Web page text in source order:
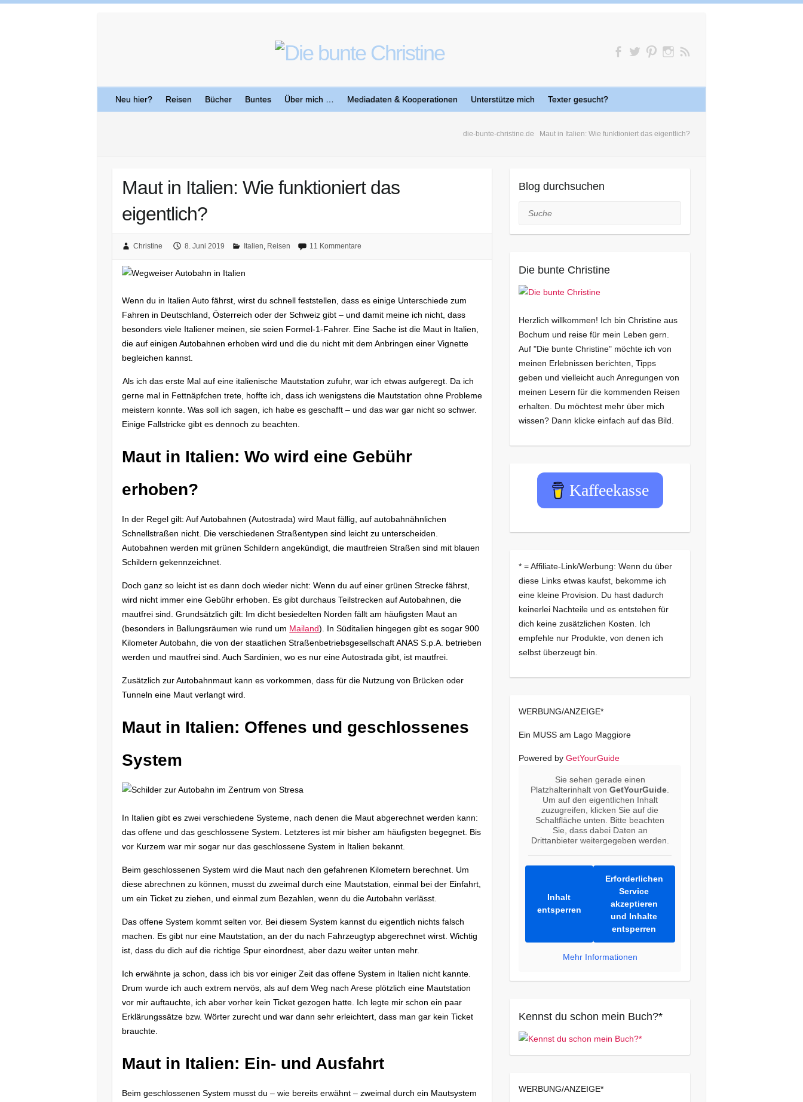
Neu hier? Reisen Bücher Buntes Über mich … Mediadaten & Kooperationen Unterstütze mich Texter gesucht?
die-bunte-christine.de Maut in Italien: Wie funktioniert das eigentlich?
Maut in Italien: Wie funktioniert das
eigentlich?
Christine 8. Juni 2019 Italien, Reisen 11 Kommentare
Wenn du in Italien Auto fährst, wirst du schnell feststellen, dass es einige Unterschiede zum
Fahren in Deutschland, Österreich oder der Schweiz gibt – und damit meine ich nicht, dass
besonders viele Italiener meinen, sie seien Formel-1-Fahrer. Eine Sache ist die Maut in Italien,
die auf einigen Autobahnen erhoben wird und die du nicht mit dem Anbringen einer Vignette
begleichen kannst.
Als ich das erste Mal auf eine italienische Mautstation zufuhr, war ich etwas aufgeregt. Da ich
gerne mal in Fettnäpfchen trete, hoffte ich, dass ich wenigstens die Mautstation ohne Probleme
meistern konnte. Was soll ich sagen, ich habe es geschafft – und das war gar nicht so schwer.
Einige Fallstricke gibt es dennoch zu beachten.
Maut in Italien: Wo wird eine Gebühr
erhoben?
In der Regel gilt: Auf Autobahnen (Autostrada) wird Maut fällig, auf autobahnähnlichen
Schnellstraßen nicht. Die verschiedenen Straßentypen sind leicht zu unterscheiden.
Autobahnen werden mit grünen Schildern angekündigt, die mautfreien Straßen sind mit blauen
Schildern gekennzeichnet.
Doch ganz so leicht ist es dann doch wieder nicht: Wenn du auf einer grünen Strecke fährst,
wird nicht immer eine Gebühr erhoben. Es gibt durchaus Teilstrecken auf Autobahnen, die
mautfrei sind. Grundsätzlich gilt: Im dicht besiedelten Norden fällt am häufigsten Maut an
(besonders in Ballungsräumen wie rund um Mailand). In Süditalien hingegen gibt es sogar 900
Kilometer Autobahn, die von der staatlichen Straßenbetriebsgesellschaft ANAS S.p.A. betrieben
werden und mautfrei sind. Auch Sardinien, wo es nur eine Autostrada gibt, ist mautfrei.
Zusätzlich zur Autobahnmaut kann es vorkommen, dass für die Nutzung von Brücken oder
Tunneln eine Maut verlangt wird.
Maut in Italien: Offenes und geschlossenes
System
In Italien gibt es zwei verschiedene Systeme, nach denen die Maut abgerechnet werden kann:
das offene und das geschlossene System. Letzteres ist mir bisher am häufigsten begegnet. Bis
vor Kurzem war mir sogar nur das geschlossene System in Italien bekannt.
Beim geschlossenen System wird die Maut nach den gefahrenen Kilometern berechnet. Um
diese abrechnen zu können, musst du zweimal durch eine Mautstation, einmal bei der Einfahrt,
um ein Ticket zu ziehen, und einmal zum Bezahlen, wenn du die Autobahn verlässt.
Das offene System kommt selten vor. Bei diesem System kannst du eigentlich nichts falsch
machen. Es gibt nur eine Mautstation, an der du nach Fahrzeugtyp abgerechnet wirst. Wichtig
ist, dass du dich auf die richtige Spur einordnest, aber dazu weiter unten mehr.
Ich erwähnte ja schon, dass ich bis vor einiger Zeit das offene System in Italien nicht kannte.
Drum wurde ich auch extrem nervös, als auf dem Weg nach Arese plötzlich eine Mautstation
vor mir auftauchte, ich aber vorher kein Ticket gezogen hatte. Ich legte mir schon ein paar
Erklärungssätze bzw. Wörter zurecht und war dann sehr erleichtert, dass man gar kein Ticket
brauchte.
Maut in Italien: Ein- und Ausfahrt
Beim geschlossenen System musst du – wie bereits erwähnt – zweimal durch ein Mautsystem
Blog durchsuchen
Suche
Die bunte Christine
Herzlich willkommen! Ich bin Christine aus
Bochum und reise für mein Leben gern.
Auf "Die bunte Christine" möchte ich von
meinen Erlebnissen berichten, Tipps
geben und vielleicht auch Anregungen von
meinen Lesern für die kommenden Reisen
erhalten. Du möchtest mehr über mich
wissen? Dann klicke einfach auf das Bild.
Kaffeekasse
* = Affiliate-Link/Werbung: Wenn du über
diese Links etwas kaufst, bekomme ich
eine kleine Provision. Du hast dadurch
keinerlei Nachteile und es entstehen für
dich keine zusätzlichen Kosten. Ich
empfehle nur Produkte, von denen ich
selbst überzeugt bin.
WERBUNG/ANZEIGE*
Ein MUSS am Lago Maggiore
Powered by GetYourGuide
Sie sehen gerade einen
Platzhalterinhalt vonGetYourGuide
Um auf den eigentlichen Inhalt
zuzugreifen, klicken Sie auf die
Schaltfläche unten. Bitte beachten
Sie, dass dabei Daten an
Drittanbieter weitergegeben werden.
Inhalt
entsperren
Erforderlichen
Service
akzeptieren
und Inhalte
entsperren
Mehr Informationen
Kennst du schon mein Buch?*
WERBUNG/ANZEIGE*